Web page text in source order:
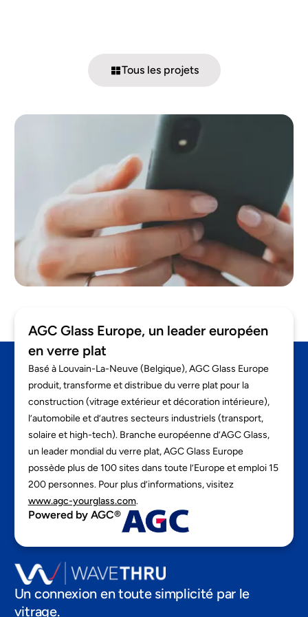
Tous les projets
AGC Glass Europe, un leader européen
en verre plat
Basé à Louvain-La-Neuve (Belgique), AGC Glass Europe
produit, transforme et distribue du verre plat pour la
construction (vitrage extérieur et décoration intérieure),
l’automobile et d’autres secteurs industriels (transport,
solaire et high-tech). Branche européenne d’AGC Glass,
un leader mondial du verre plat, AGC Glass Europe
possède plus de 100 sites dans toute l’Europe et emploi 15
200 personnes. Pour plus d’informations, visitez
www.agc-yourglass.com.
Powered by AGC®
Un connexion en toute simplicité par le
vitrage.